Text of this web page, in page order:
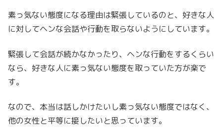
素っ気ない態度になる理由は緊張しているのと、好きな人
に対してヘンな会話や行動を取らないようにしています。
緊張して会話が続かなかったり、ヘンな行動をするくらい
なら、好きな人に素っ気ない態度を取っていた方が楽で
す。
なので、本当は話しかけたいし素っ気ない態度ではなく、
他の女性と平等に接したいと思っています。